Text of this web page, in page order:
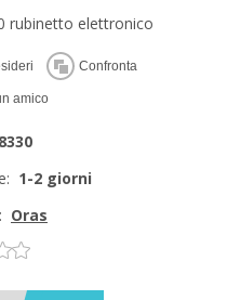
rubinetto elettronico
1-2 giorni
Oras